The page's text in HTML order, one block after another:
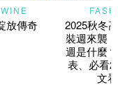
放傳奇
2025秋冬
裝週來襲
週是什麼
表、必看
文